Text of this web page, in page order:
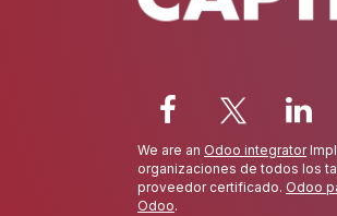
We are an Odoo integrator
organizaciones de todos los
proveedor certificado. Odoo
Odoo.